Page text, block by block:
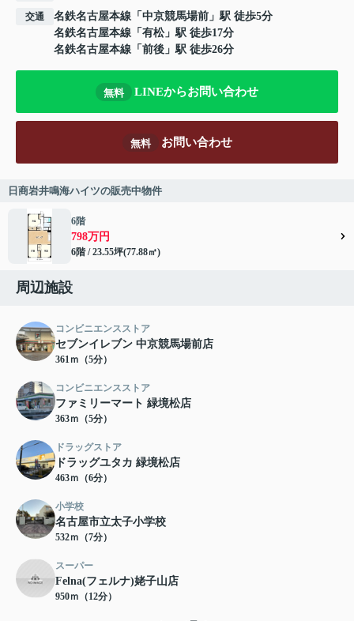
交通 名鉄名古屋本線 「 中京競馬場前 」駅 徒歩5分
名鉄名古屋本線 「 有松」駅 徒歩17分
名鉄名古屋本線 「 前後 」駅 徒歩26分
無料 LINEからお問い合わせ
無料 お問い合わせ
日商岩井鳴海ハイツの販売中物件
6階
798万円
6階 / 23.55坪(77.88㎡)
周辺施設
コンビニエンスストア
セブンイレブン 中京競馬場前店
361ｍ（5分）
コンビニエンスストア
ファミリーマート 緑境松店
363ｍ（5分）
ドラッグストア
ドラッグユタカ 緑境松店
463ｍ（6分）
小学校
名古屋市立太子小学校
532ｍ（7分）
スーパー
Felna(フェルナ)姥子山店
950ｍ（12分）